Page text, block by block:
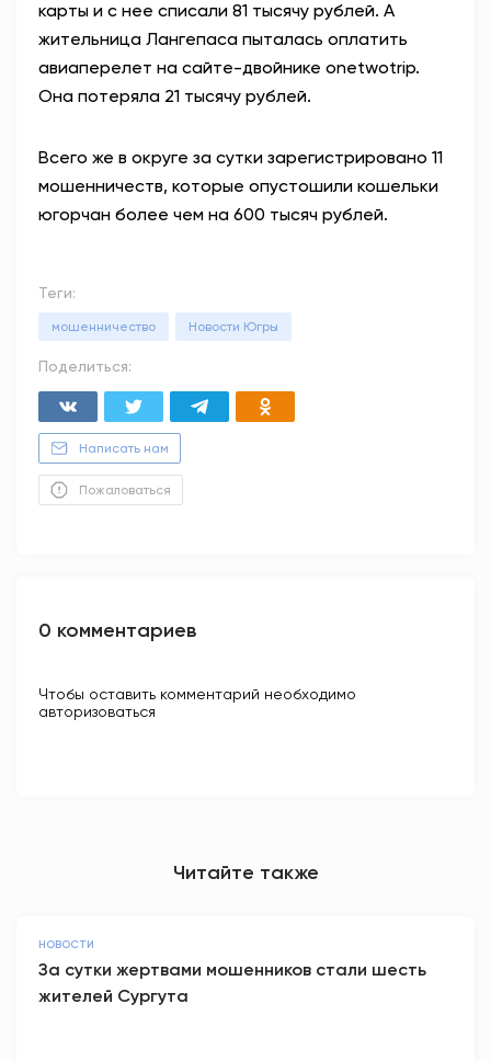
карты и с нее списали 81 тысячу рублей. А
жительница Лангепаса пыталась оплатить
авиаперелет на сайте-двойнике onetwotrip.
Она потеряла 21 тысячу рублей.
Всего же в округе за сутки зарегистрировано 11
мошенничеств, которые опустошили кошельки
югорчан более чем на 600 тысяч рублей.
Теги:
мошенничество Новости Югры
Поделиться:
Написать нам
Пожаловаться
0 комментариев
Чтобы оставить комментарий необходимо
авторизоваться
Читайте также
НОВОСТИ
За сутки жертвами мошенников стали шесть
жителей Сургута